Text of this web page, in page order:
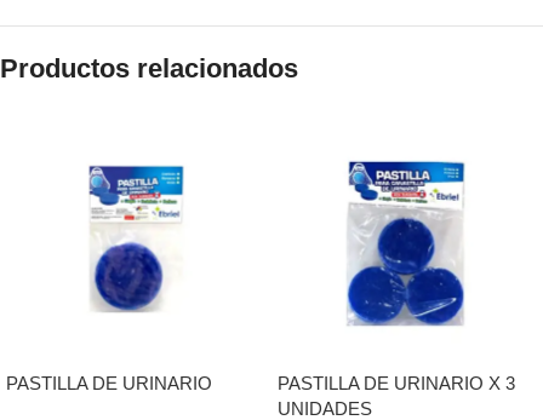
Productos relacionados
PASTILLA DE URINARIO
PASTILLA DE URINARIO X 3
UNIDADES